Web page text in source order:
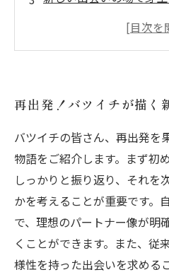
バツイチだからこそ知
新しい自分を見つける
再出発！バツイチが描く
バツイチの皆さん、再出発を
物語をご紹介します。まず初
しっかりと振り返り、それを
かを考えることが重要です。
で、理想のパートナー像が明
くことができます。また、従
様性を持った出会いを求める